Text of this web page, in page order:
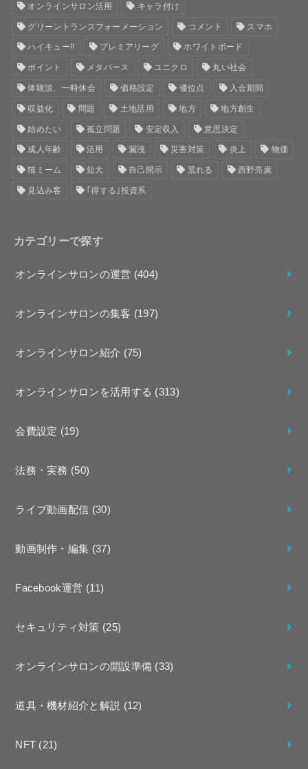
オンラインサロン活用 キャラ付け
グリーントランスフォーメーション コメント スマホ
ハイキュー!! プレミアリーグ ホワイトボード
ポイント メタバース ユニクロ 丸い社会
体験談、一時休会 価格設定 優位点 入会期間
収益化 問題 土地活用 地方 地方創生
始めたい 孤立問題 安定収入 意思決定
成人年齢 活用 漏洩 災害対策 炎上 物価
猫ミーム 短大 自己開示 荒れる 西野亮廣
見込み客 ｢得する｣投資系
カテゴリーで探す
オンラインサロンの運営 (404)
オンラインサロンの集客 (197)
オンラインサロン紹介 (75)
オンラインサロンを活用する (313)
会費設定 (19)
法務・実務 (50)
ライブ動画配信 (30)
動画制作・編集 (37)
Facebook運営 (11)
セキュリティ対策 (25)
オンラインサロンの開設準備 (33)
道具・機材紹介と解説 (12)
NFT (21)